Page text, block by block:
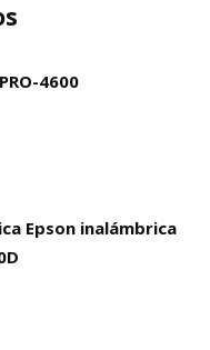
4600
Epson inalámbrica